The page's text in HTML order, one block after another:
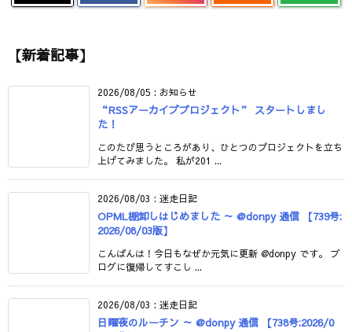
【新着記事】
2026/08/05 : お知らせ
“RSSアーカイブプロジェクト” スタートしまし
た！
このたび思うところがあり、ひとつのプロジェクトを立ち
上げてみました。 私が201 ...
2026/08/03 : 迷走日記
OPML棚卸しはじめました ～ @donpy 通信 【739号:
2026/08/03版】
こんばんは！今日もなぜか元気に更新 @donpy です。 ブ
ログに復帰してすこし ...
2026/08/03 : 迷走日記
日曜夜のルーチン ～ @donpy 通信 【738号:2026/0